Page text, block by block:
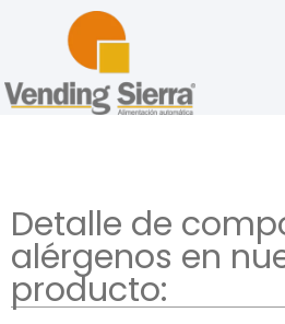
Detalle de
alérgenos en
producto: